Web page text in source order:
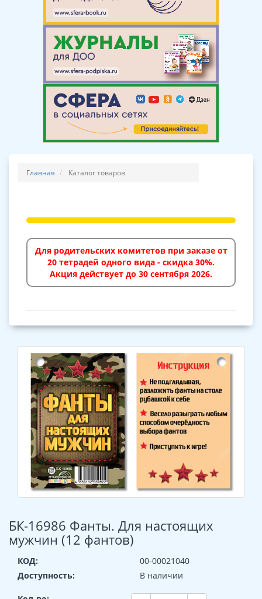
Главная Каталог товаров
Для родительских комитетов при заказе от
20 тетрадей одного вида - скидка 30%.
Акция действует до 30 сентября 2026.
БК-16986 Фанты. Для настоящих
мужчин (12 фантов)
КОД:
00-00021040
Доступность:
В наличии